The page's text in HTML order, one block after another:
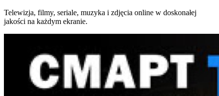
Telewizja, filmy, seriale, muzyka i zdjęcia online w doskonałej
jakości na każdym ekranie.